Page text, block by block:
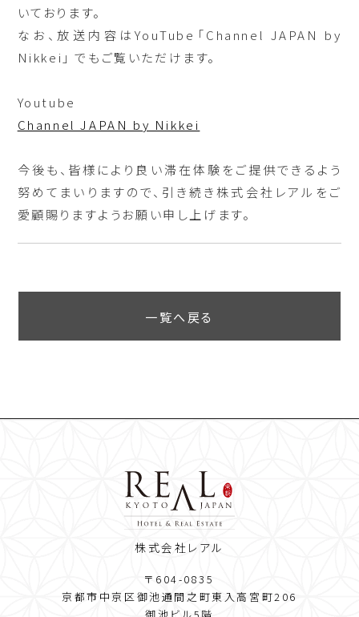
いております。
なお、放送内容はYouTube「Channel JAPAN by
Nikkei」 でもご覧いただけます。
Youtube
Channel JAPAN by Nikkei
今後も、皆様により良い滞在体験をご提供できるよう
努めてまいりますので、引き続き株式会社レアルをご
愛顧賜りますようお願い申し上げます。
一覧へ戻る
株式会社レアル
〒604-0835
京都市中京区御池通間之町東入高宮町206